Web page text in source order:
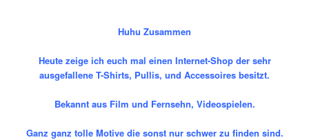
Huhu Zusammen
Heute zeige ich euch mal einen Internet-Shop der sehr
ausgefallene T-Shirts, Pullis, und Accessoires besitzt.
Bekannt aus Film und Fernsehn, Videospielen.
Ganz ganz tolle Motive die sonst nur schwer zu finden sind.